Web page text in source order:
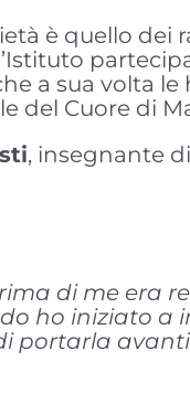
è quello dei
a sua volta le
del Cuore di
, insegnante
di me era
ho iniziato a
portarla